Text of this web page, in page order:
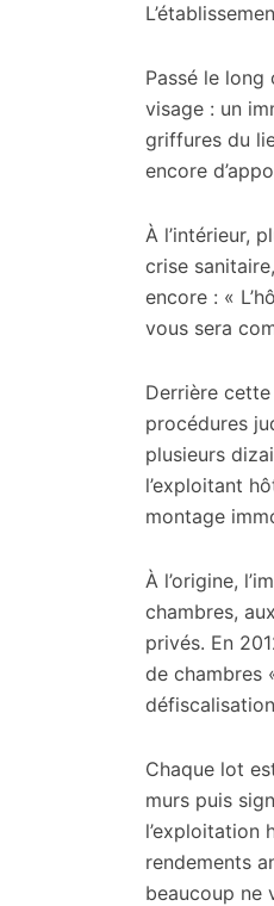
Passé le
visage : un
griffures du
encore
À l’intérieur,
crise
encore : «
vous sera
Derrière
procédures
plusieurs
l’exploitant
montage
À l’origine,
chambres,
privés. En
de chambres
Chaque lot
murs puis
l’exploitation
rendements
beaucoup ne